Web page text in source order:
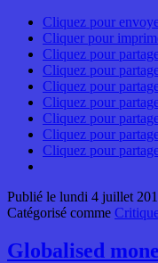
Cliquez pour
Cliquer pour
Cliquez pour
Cliquez pour
Cliquez pour
Cliquez pour
Cliquez pour
Cliquez pour
Cliquez pour
Publié le lundi 4 juillet
Catégorisé comme
Globalised